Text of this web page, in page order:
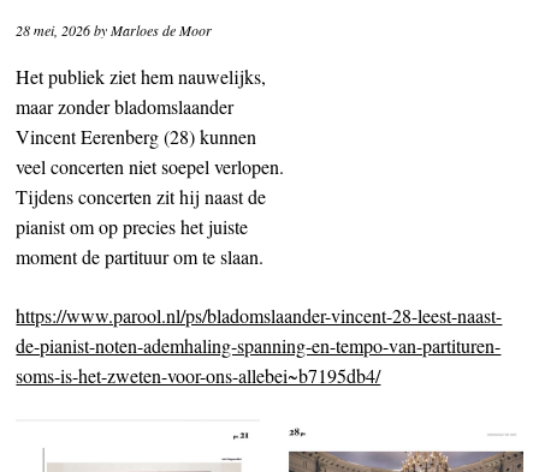
28 mei, 2026byMarloes de Moor
Het publiek ziet hem nauwelijks,
maar zonder bladomslaander
Vincent Eerenberg (28) kunnen
veel concerten niet soepel verlopen.
Tijdens concerten zit hij naast de
pianist om op precies het juiste
moment de partituur om te slaan.
https://www.parool.nl/ps/bladomslaander-vincent-28-leest-naast-
de-pianist-noten-ademhaling-spanning-en-tempo-van-partituren-
soms-is-het-zweten-voor-ons-allebei~b7195db4/